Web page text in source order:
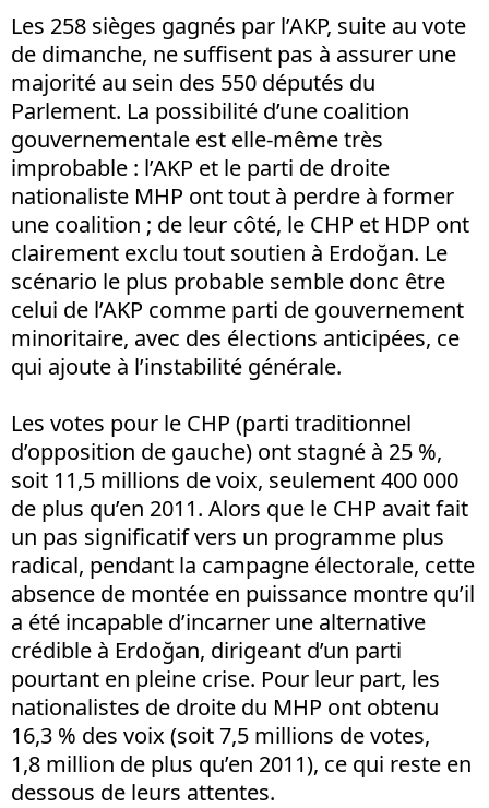
Les 258 sièges gagnés par l’AKP, suite au vote
de dimanche, ne suffisent pas à assurer une
majorité au sein des 550 députés du
Parlement. La possibilité d’une coalition
gouvernementale est elle-même très
improbable : l’AKP et le parti de droite
nationaliste MHP ont tout à perdre à former
une coalition ; de leur côté, le CHP et HDP ont
clairement exclu tout soutien à Erdoğan. Le
scénario le plus probable semble donc être
celui de l’AKP comme parti de gouvernement
minoritaire, avec des élections anticipées, ce
qui ajoute à l’instabilité générale.
Les votes pour le CHP (parti traditionnel
d’opposition de gauche) ont stagné à 25 %,
soit 11,5 millions de voix, seulement 400 000
de plus qu’en 2011. Alors que le CHP avait fait
un pas significatif vers un programme plus
radical, pendant la campagne électorale, cette
absence de montée en puissance montre qu’il
a été incapable d’incarner une alternative
crédible à Erdoğan, dirigeant d’un parti
pourtant en pleine crise. Pour leur part, les
nationalistes de droite du MHP ont obtenu
16,3 % des voix (soit 7,5 millions de votes,
1,8 million de plus qu’en 2011), ce qui reste en
dessous de leurs attentes.